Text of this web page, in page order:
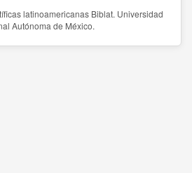
latinoamericanas Biblat. Universidad
Autónoma de México.